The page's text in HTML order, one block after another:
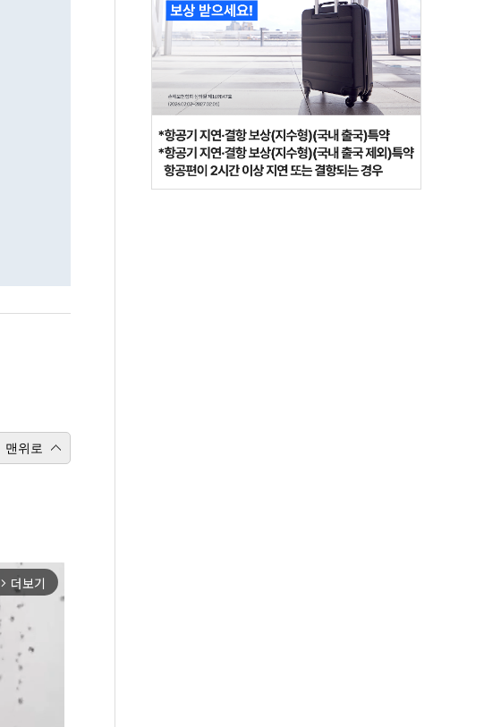
맨위로
arrow_forward_ios 더보기